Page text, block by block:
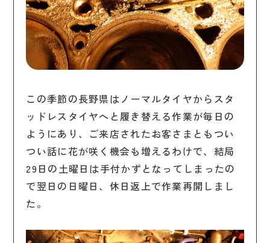
この季節の長野県はノーマルタイヤからスタ
ッドレスタイヤへと履き替える作業が毎日の
ようにあり、ご来店されたお客さまともつい
つい話に花が咲く機会も増えるわけで、結局
29日の土曜日は手付かずとなってしまったの
で翌日の日曜日、休日返上で作業再開しまし
た。